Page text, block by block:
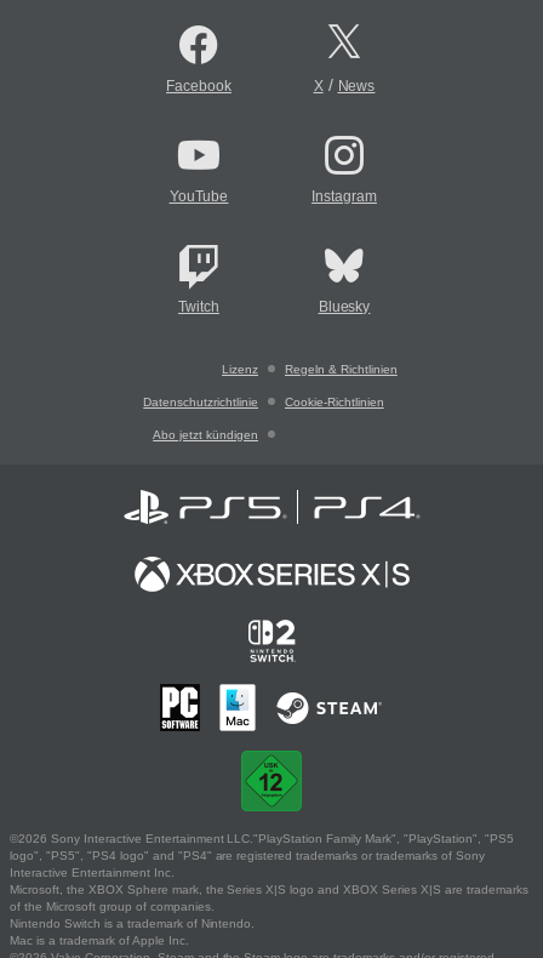
Facebook X/ News
YouTube Instagram
Twitch Bluesky
Lizenz Regeln & Richtlinien
Datenschutzrichtlinie Cookie-Richtlinien
Abo jetzt kündigen
©2026 Sony Interactive Entertainment LLC."PlayStation Family Mark", "PlayStation", "PS5
logo", "PS5", "PS4 logo" and "PS4" are registered trademarks or trademarks of Sony
Interactive Entertainment Inc.
Microsoft, the XBOX Sphere mark, the Series X|S logo and XBOX Series X|S are trademarks
of the Microsoft group of companies.
Nintendo Switch is a trademark of Nintendo.
Mac is a trademark of Apple Inc.